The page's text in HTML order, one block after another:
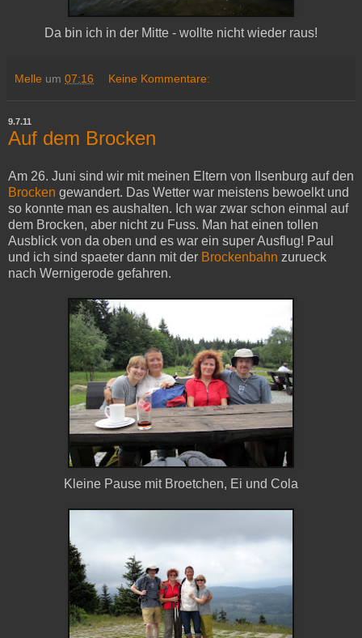
Da bin ich in der Mitte - wollte nicht wieder raus!
Melle um 07:16 Keine Kommentare:
9.7.11
Auf dem Brocken
Am 26. Juni sind wir mit meinen Eltern von Ilsenburg auf den
Brocken gewandert. Das Wetter war meistens bewoelkt und
so konnte man es aushalten. Ich war zwar schon einmal auf
dem Brocken, aber nicht zu Fuss. Man hat einen tollen
Ausblick von da oben und es war ein super Ausflug! Paul
und ich sind spaeter dann mit der Brockenbahn zurueck
nach Wernigerode gefahren.
Kleine Pause mit Broetchen, Ei und Cola